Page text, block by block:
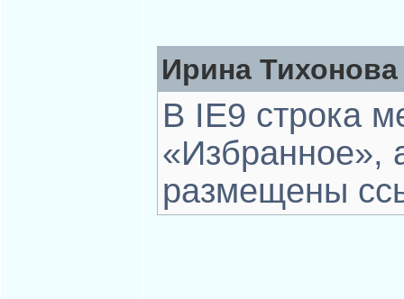
Ирина
В IE9 строка
«Избранное»,
размещены